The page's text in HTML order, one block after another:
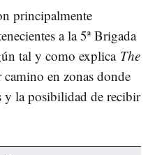
principalmente
a la 5ª Brigada
tal y como explica The
en zonas donde
y la posibilidad de recibir